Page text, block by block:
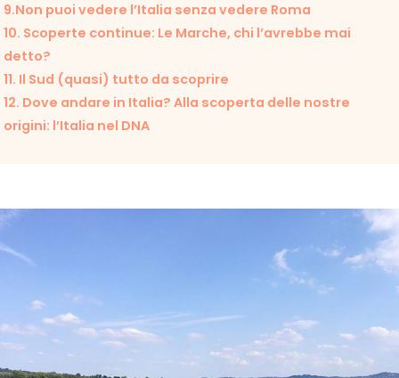
9.Non puoi vedere l’Italia senza vedere Roma
10. Scoperte continue: Le Marche, chi l’avrebbe mai
detto?
11. Il Sud (quasi) tutto da scoprire
12. Dove andare in Italia? Alla scoperta delle nostre
origini: l’Italia nel DNA